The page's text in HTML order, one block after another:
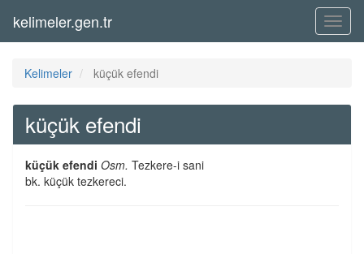
Menü
kelimeler.gen.tr
Kelimeler küçük efendi
küçük efendi
küçük efendi Osm. Tezkere-i sani
bk. küçük tezkereci.